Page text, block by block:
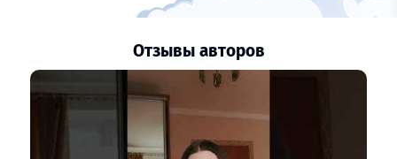
Отзывы авторов